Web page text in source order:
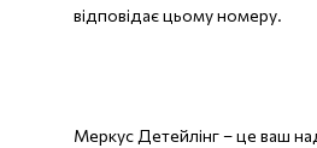
відповідає цьому номеру.
Меркус Детейлінг – це ваш